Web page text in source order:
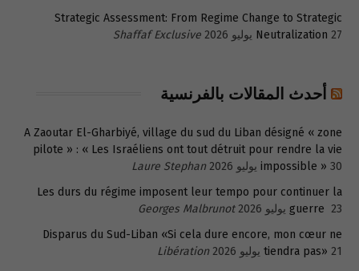
Strategic Assessment: From Regime Change to Strategic
Neutralization 27 يوليو 2026 Shaffaf Exclusive
أحدث المقالات بالفرنسية
A Zaoutar El-Gharbiyé, village du sud du Liban désigné « zone
pilote » : « Les Israéliens ont tout détruit pour rendre la vie
impossible » 30 يوليو 2026
Laure Stephan
Les durs du régime imposent leur tempo pour continuer la
guerre 23 يوليو 2026
Georges Malbrunot
Disparus du Sud-Liban «Si cela dure encore, mon cœur ne
tiendra pas» 21 يوليو 2026
Libération